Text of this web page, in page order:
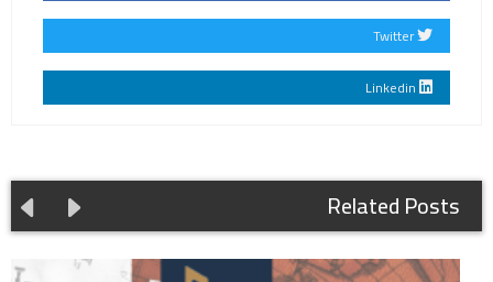
Twitter
Related Posts